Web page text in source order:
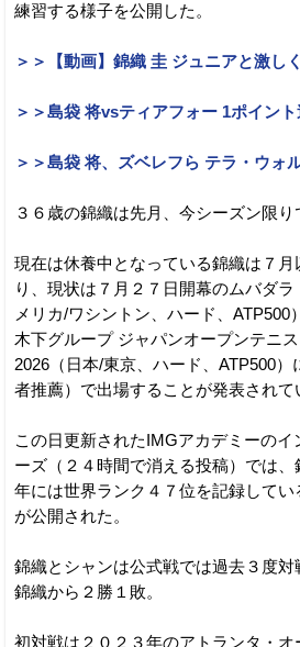
練習する様子を公開した。
＞＞【動画】錦織 圭 ジュニアと激し
＞＞島袋 将vsティアフォー 1ポイント
＞＞島袋 将、ズベレフら テラ・ウォ
３６歳の錦織は先月、今シーズン限り
現在は休養中となっている錦織は７
り、現状は７月２７日開幕のムバダ
メリカ/ワシントン、ハード、ATP500
木下グループ ジャパンオープンテニ
2026（日本/東京、ハード、ATP500
者推薦）で出場することが発表されて
この日更新されたIMGアカデミーのイ
ーズ（２４時間で消える投稿）では、
年には世界ランク４７位を記録して
が公開された。
錦織とシャンは公式戦では過去３度
錦織から２勝１敗。
初対戦は２０２３年のアトランタ・オ